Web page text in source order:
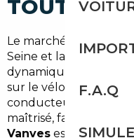
TOUTE
Le marché automobile
Seine et la grande
dynamique malgré les
sur le vélo, le métro et
conducteurs qui
maîtrisé, faire appel à
Vanves est souvent la
F.A.Q